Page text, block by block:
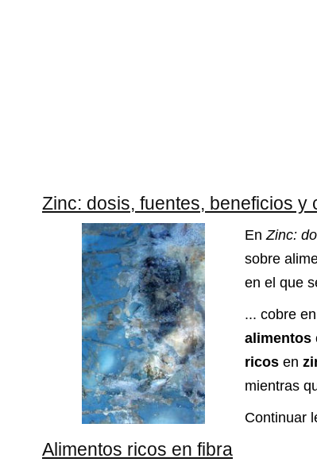
Zinc: dosis, fuentes, beneficios y
EnZinc:
sobre
en el que
... cobre
alimentos
ricos en
mientras
Continuar
Alimentos ricos en fibra